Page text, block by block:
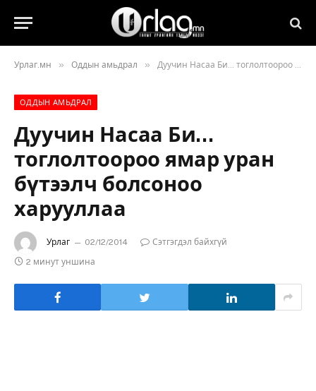
Урлаг.мн » Оддын амьдрал » Дуучин Насаа Би… тоглолтоороо ямар уран бүтээлч болсоноо харууллаа
ОДДЫН АМЬДРАЛ
Дуучин Насаа Би…
тоглолтоороо ямар уран
бүтээлч болсоноо
харууллаа
Урлаг 02/12/2014
Сэтгэгдэл байхгүй
2 минут уншина